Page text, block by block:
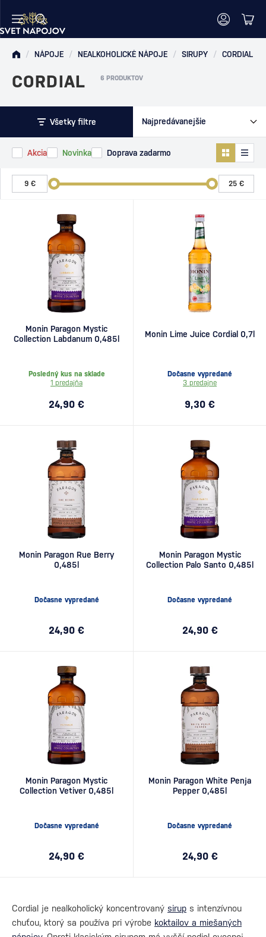
/ NÁPOJE / NEALKOHOLICKÉ NÁPOJE / SIRUPY / CORDIAL
CORDIAL 6 PRODUKTOV
Všetky filtre
Akcia Novinka Doprava zadarmo
Monin Paragon Mystic
Collection Labdanum 0,485l
Posledný kus na sklade
1 predajňa
24,90 €
Monin Lime Juice Cordial 0,7l
Dočasne vypredané
3 predajne
9,30 €
Monin Paragon Rue Berry
0,485l
Dočasne vypredané
24,90 €
Monin Paragon Mystic
Collection Palo Santo 0,485l
Dočasne vypredané
24,90 €
Monin Paragon Mystic
Collection Vetiver 0,485l
Dočasne vypredané
24,90 €
Monin Paragon White Penja
Pepper 0,485l
Dočasne vypredané
24,90 €
Cordial je nealkoholický koncentrovaný sirup s intenzívnou
chuťou, ktorý sa používa pri výrobe koktailov a miešaných